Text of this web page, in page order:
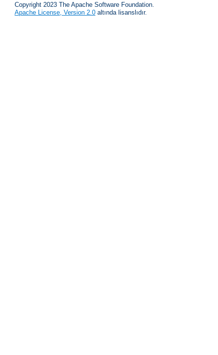
Copyright 2023 The Apache Software Foundation.
Apache License, Version 2.0 altında lisanslıdır.